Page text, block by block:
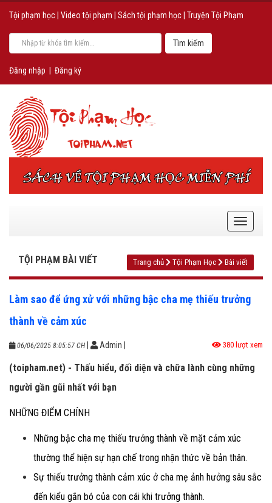
Tội phạm học Video tội phạm Sách tội phạm học Truyện Tội Phạm
Đăng nhập Đăng ký
TỘI PHẠM BÀI VIẾT Trang chủ Tội Phạm Học Bài viết
Làm sao để ứng xử với những bậc cha mẹ thiếu trưởng
thành về cảm xúc
06/06/2025 8:05:57 CH Admin 380 lượt xem
(toipham.net) - Thấu hiểu, đối diện và chữa lành cùng những
người gần gũi nhất với bạn
NHỮNG ĐIỂM CHÍNH
Những bậc cha mẹ thiếu trưởng thành về mặt cảm xúc
thường thể hiện sự hạn chế trong nhận thức về bản thân.
Sự thiếu trưởng thành cảm xúc ở cha mẹ ảnh hưởng sâu sắc
đến kiểu gắn bó của con cái khi trưởng thành.